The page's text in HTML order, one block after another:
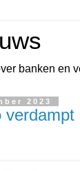
banken en
2023